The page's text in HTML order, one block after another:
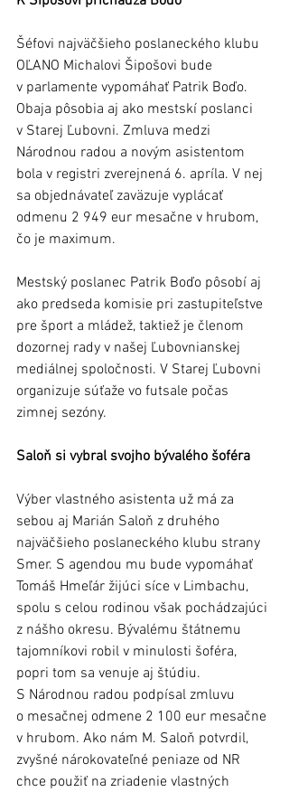
Šéfovi najväčšieho poslaneckého klubu
OĽANO Michalovi Šipošovi bude
v parlamente vypomáhať Patrik Boďo.
Obaja pôsobia aj ako mestskí poslanci
v Starej Ľubovni. Zmluva medzi
Národnou radou a novým asistentom
bola v registri zverejnená 6. apríla. V nej
sa objednávateľ zaväzuje vyplácať
odmenu 2 949 eur mesačne v hrubom,
čo je maximum.
Mestský poslanec Patrik Boďo pôsobí aj
ako predseda komisie pri zastupiteľstve
pre šport a mládež, taktiež je členom
dozornej rady v našej Ľubovnianskej
mediálnej spoločnosti. V Starej Ľubovni
organizuje súťaže vo futsale počas
zimnej sezóny.
Saloň si vybral svojho bývalého šoféra
Výber vlastného asistenta už má za
sebou aj Marián Saloň z druhého
najväčšieho poslaneckého klubu strany
Smer. S agendou mu bude vypomáhať
Tomáš Hmeľár žijúci síce v Limbachu,
spolu s celou rodinou však pochádzajúci
z nášho okresu. Bývalému štátnemu
tajomníkovi robil v minulosti šoféra,
popri tom sa venuje aj štúdiu.
S Národnou radou podpísal zmluvu
o mesačnej odmene 2 100 eur mesačne
v hrubom. Ako nám M. Saloň potvrdil,
zvyšné nárokovateľné peniaze od NR
chce použiť na zriadenie vlastných